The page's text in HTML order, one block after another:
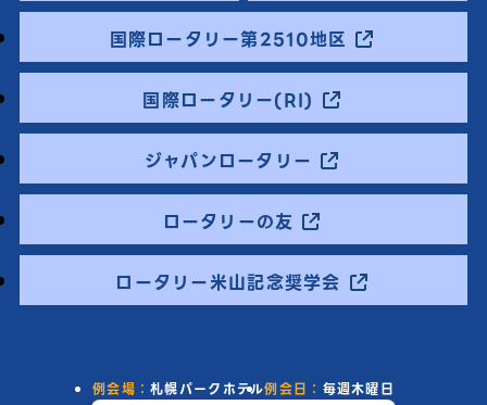
国際ロータリー第2510地区
国際ロータリー(RI)
ジャパンロータリー
ロータリーの友
ロータリー米山記念奨学会
例会場：札幌パークホテル例会日： 毎週木曜日